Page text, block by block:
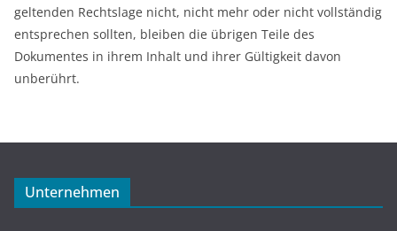
geltenden Rechtslage nicht, nicht mehr oder nicht vollständig
entsprechen sollten, bleiben die übrigen Teile des
Dokumentes in ihrem Inhalt und ihrer Gültigkeit davon
unberührt.
Unternehmen